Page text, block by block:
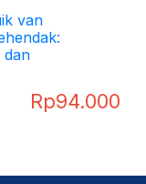
van
dan
Rp94.000